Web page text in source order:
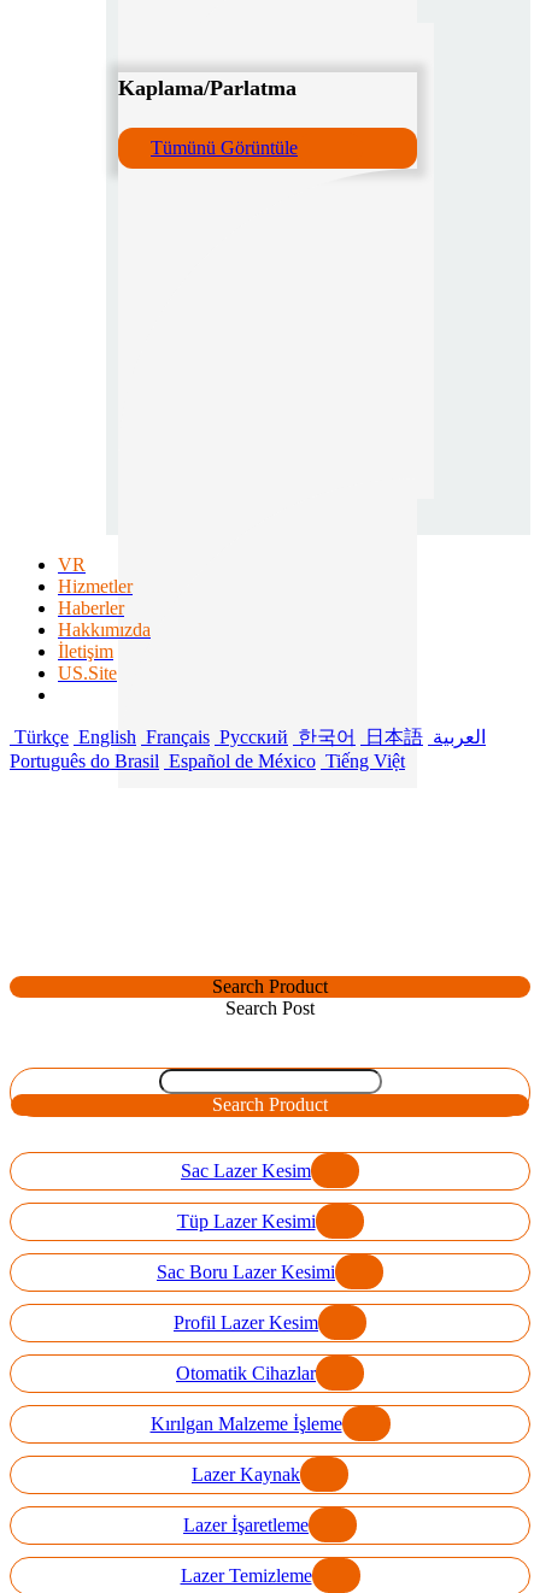
Kaplama/Parlatma
Tümünü Görüntüle
VR
Hizmetler
Haberler
Hakkımızda
İletişim
US.Site
Türkçe English Français Русский 한국어 日本語 العربية
Português do Brasil Español de México Tiếng Việt
Search Product
Search Post
Search Product
Sac Lazer Kesim
Tüp Lazer Kesimi
Sac Boru Lazer Kesimi
Profil Lazer Kesim
Otomatik Cihazlar
Kırılgan Malzeme İşleme
Lazer Kaynak
Lazer İşaretleme
Lazer Temizleme